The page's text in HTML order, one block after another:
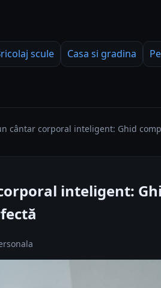
scule Casa si gradina
cântar corporal inteligent: Ghid
inteligent: